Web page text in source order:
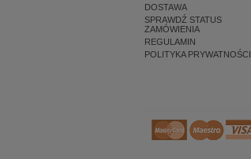
DOSTAWA
SPRAWDŹ STATUS
ZAMÓWIENIA
REGULAMIN
POLITYKA PRYWATNOŚCI
przegląda teraz nasz sklep
×